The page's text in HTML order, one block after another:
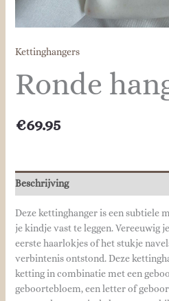
Kettinghangers
Ronde
€69.95
Beschrijving
Deze kettinghanger is een subtiele
je kindje vast te leggen. Vereeuwig
eerste haarlokjes of het stukje
verbintenis ontstond. Deze
ketting in combinatie met een
geboortebloem, een letter of